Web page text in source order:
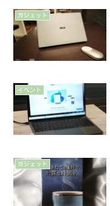
ガジェット
イベント
ガジェット